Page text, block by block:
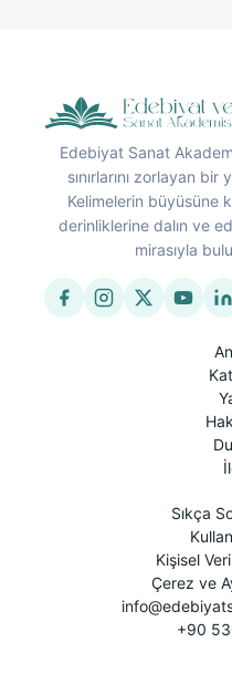
Edebiyat Sanat
sınırlarını zorlayan bir
Kelimelerin büyüsüne
derinliklerine dalın ve
mirasıyla
Sıkça
Kişisel
Çerez ve
+90